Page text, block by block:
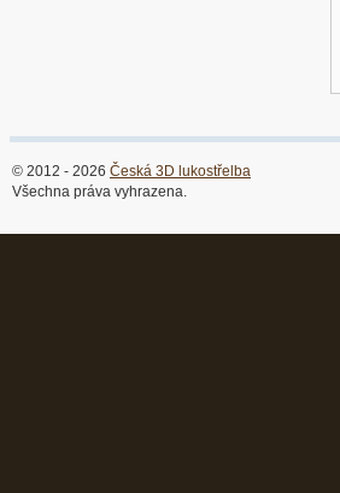
© 2012 - 2026 Česká 3D lukostřelba
Všechna práva vyhrazena.